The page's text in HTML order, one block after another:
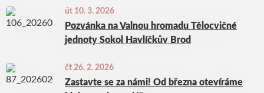
út 10. 3. 2026
Pozvánka na Valnou hromadu Tělocvičné
jednoty Sokol Havlíčkův Brod
čt 26. 2. 2026
Zastavte se za námi! Od března otevíráme